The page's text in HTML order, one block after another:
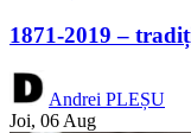
1871-2019 –
Andrei PLEȘU
Joi, 06 Aug